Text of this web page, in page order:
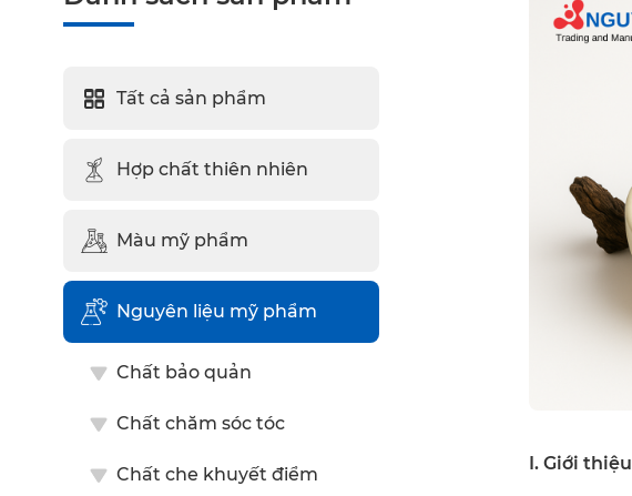
Tất cả sản phẩm
Hợp chất thiên nhiên
Màu mỹ phẩm
Nguyên liệu mỹ phẩm
Chất bảo quản
Chất chăm sóc tóc
Chất che khuyết điểm
I. Giới thiệu